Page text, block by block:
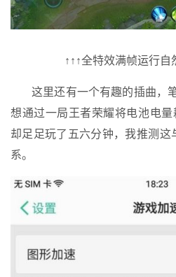
↑↑↑全特效满帧运行
这里还有一个有趣的插曲，
想通过一局王者荣耀将电池电
却足足玩了五六分钟，我推测这
系。